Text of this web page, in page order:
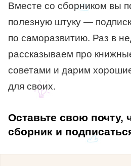
Вместе со сборником вы
полезную штуку —
по саморазвитию. Раз в
рассказываем про
советами и дарим
для своих.
Оставьте свою почту,
сборник и